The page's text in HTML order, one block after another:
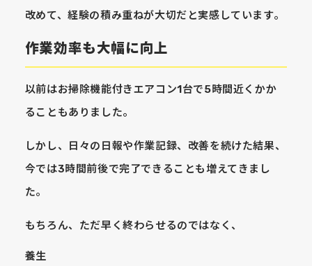
改めて、経験の積み重ねが大切だと実感しています。
作業効率も大幅に向上
以前はお掃除機能付きエアコン1台で5時間近くかか
ることもありました。
しかし、日々の日報や作業記録、改善を続けた結果、
今では3時間前後で完了できることも増えてきまし
た。
もちろん、ただ早く終わらせるのではなく、
養生